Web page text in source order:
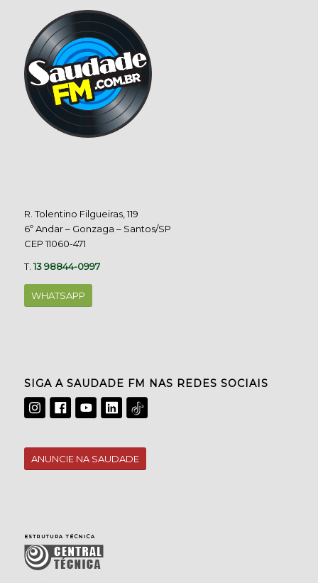
R. Tolentino Filgueiras, 119
6º Andar – Gonzaga – Santos/SP
CEP 11060-471
T.13 98844-0997
WHATSAPP
SIGA A SAUDADE FM NAS REDES SOCIAIS
ANUNCIE NA SAUDADE